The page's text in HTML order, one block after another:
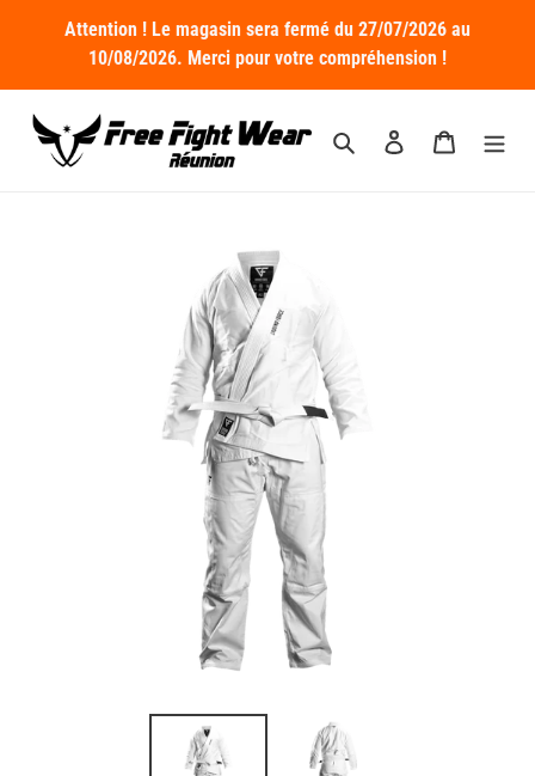
Attention ! Le magasin sera fermé du 27/07/2026 au
10/08/2026. Merci pour votre compréhension !
RechercherSe connecter
Panier